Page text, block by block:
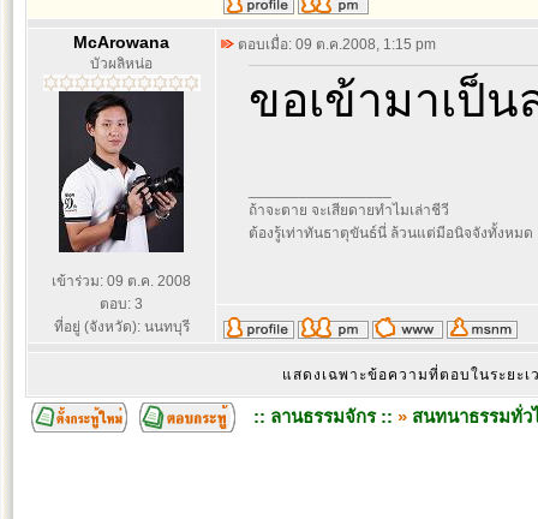
McArowana
บัวผลิหน่อ
เข้าร่วม: 09 ต.ค. 2008
ตอบ: 3
ที่อยู่ (จังหวัด): นนทบุรี
ตอบเมื่อ: 09 ต.ค.2008, 1:15 pm
ขอเข้ามาเป็
ถ้าจะตาย จะเสียดายทำไมเล่าชีวี
ต้องรู้เท่าทันธาตุขันธ์นี่ ล้วนแต่มีอนิจจังทั้งหมด
แสดงเฉพาะข้อความที่ตอบในระยะ
:: ลานธรรมจักร :: » สนทนาธรรมทั่ว